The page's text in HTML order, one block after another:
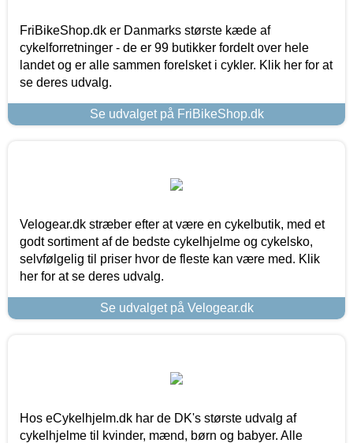
FriBikeShop.dk er Danmarks største kæde af
cykelforretninger - de er 99 butikker fordelt over hele
landet og er alle sammen forelsket i cykler. Klik her for at
se deres udvalg.
Se udvalget på FriBikeShop.dk
Velogear.dk stræber efter at være en cykelbutik, med et
godt sortiment af de bedste cykelhjelme og cykelsko,
selvfølgelig til priser hvor de fleste kan være med. Klik
her for at se deres udvalg.
Se udvalget på Velogear.dk
Hos eCykelhjelm.dk har de DK's største udvalg af
cykelhjelme til kvinder, mænd, børn og babyer. Alle